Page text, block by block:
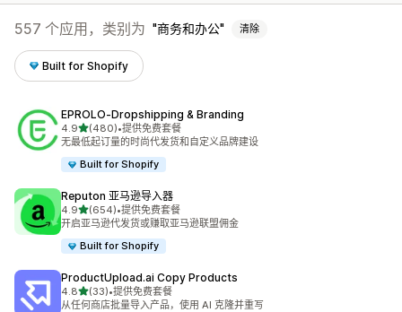
557 个应用，类别为 商务和办公 清除
Built for Shopify
EPROLO‑Dropshipping & Branding
4.9星（满分 5 星）
(480)
总共 480 条评论
•提供免费套餐
无最低起订量的时尚代发货和自定义品牌建设
Built for Shopify
Reputon 亚马逊导入器
4.9星（满分 5 星）
(654)
总共 654 条评论
•提供免费套餐
开启亚马逊代发货或赚取亚马逊联盟佣金
Built for Shopify
ProductUpload.ai Copy Products
4.8星（满分 5 星）
(33)
总共 33 条评论
•提供免费套餐
从任何商店批量导入产品，使用 AI 克隆并重写